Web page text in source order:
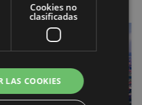
Cookies no
clasificadas
LAS COOKIES